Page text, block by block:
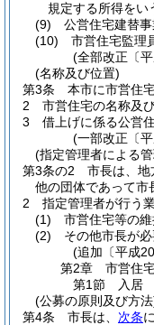
規定する所得をい
(9)
公営住宅建替
(10)
市営住宅監理
(全部改正〔
(名称及び位置)
第3条
本市に市営住
2
市営住宅の名称及び
3
借上げに係る公営
(一部改正〔
(指定管理者による
第3条の2
市長は、地
他の団体であって市
2
指定管理者が行う
(1)
市営住宅等の維
(2)
その他市長が
(追加〔平成
第2章
市営住
第1節
入居
(公募の原則及び方
第4条
市長は、 次条